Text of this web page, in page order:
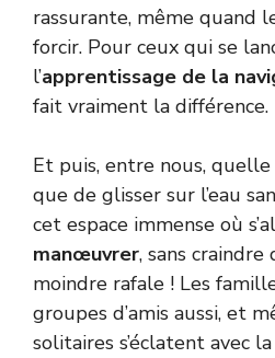
rassurante, même quand
forcir. Pour ceux qui se
l’apprentissage de la
fait vraiment la différence.
Et puis, entre nous,
que de glisser sur l’eau
cet espace immense où
manœuvrer, sans craindre
moindre rafale ! Les
groupes d’amis aussi, et
solitaires s’éclatent avec la